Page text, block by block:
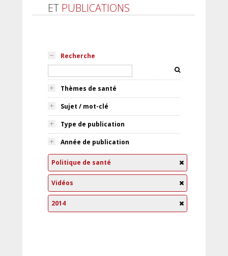
ET PUBLICATIONS
Recherche
Thèmes de santé
Sujet / mot-clé
Type de publication
Année de publication
Politique de santé
Vidéos
2014